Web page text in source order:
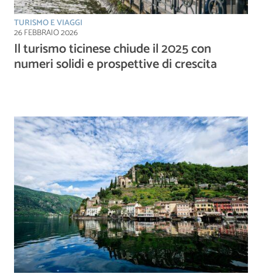
TURISMO E VIAGGI
26 FEBBRAIO 2026
Il turismo ticinese chiude il 2025 con
numeri solidi e prospettive di crescita